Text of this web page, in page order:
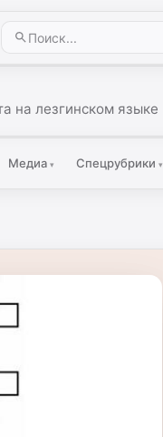
на лезгинском языке
Медиа ▾ Спецрубрики ▾